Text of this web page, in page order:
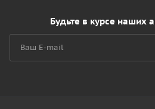
Будьте в курсе наших